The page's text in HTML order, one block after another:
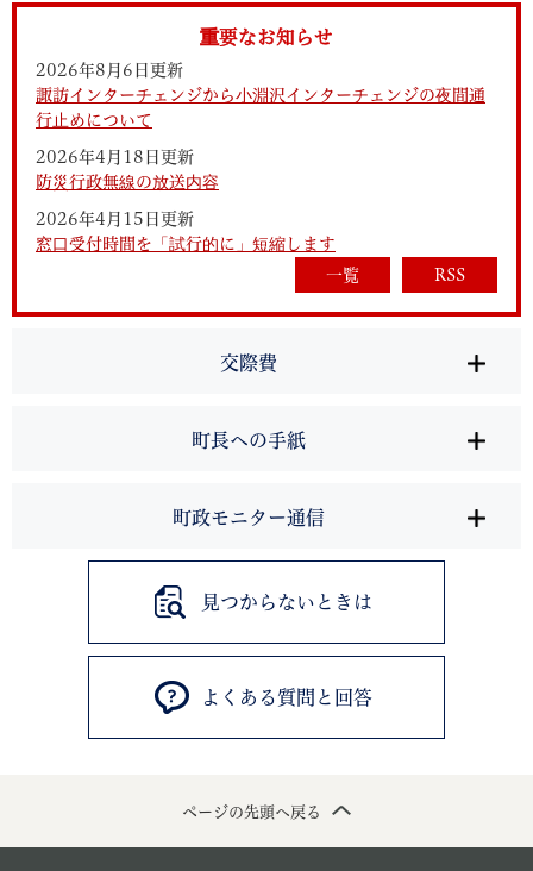
重要なお知らせ
2026年8月6日更新
諏訪インターチェンジから小淵沢インターチェンジの夜間通
行止めについて
2026年4月18日更新
防災行政無線の放送内容
2026年4月15日更新
窓口受付時間を「試行的に」短縮します
一覧
RSS
交際費
町長への手紙
町政モニター通信
見つからないときは
よくある質問と回答
ページの先頭へ戻る